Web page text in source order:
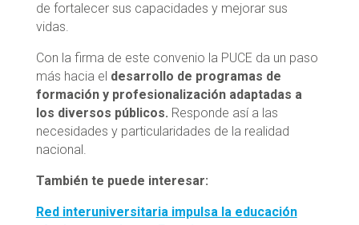
de fortalecer sus capacidades y mejorar sus
vidas.
Con la firma de este convenio la PUCE da un paso
más hacia el desarrollo de programas de
formación y profesionalización adaptadas a
los diversos públicos. Responde así a las
necesidades y particularidades de la realidad
nacional.
También te puede interesar:
Red interuniversitaria impulsa la educación